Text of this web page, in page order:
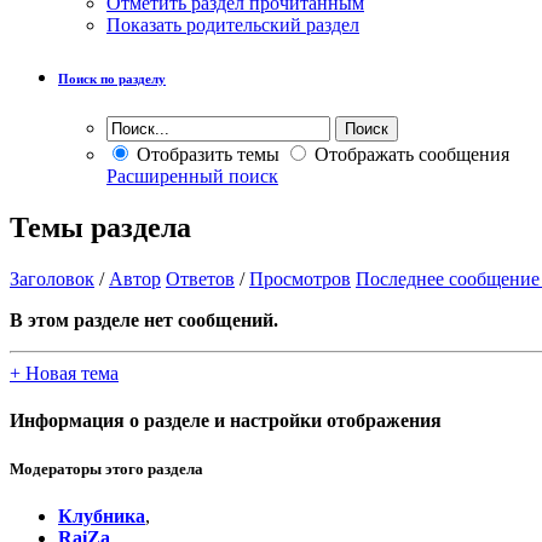
Показать родительский раздел
Поиск по разделу
Отобразить темы
Отображать сообщения
Расширенный поиск
Темы раздела
Заголовок / Автор Ответов /Просмотров Последнее сообщение
В этом разделе нет сообщений.
+ Новая тема
Информация о разделе и настройки отображения
Модераторы этого раздела
Клубника,
RaiZa